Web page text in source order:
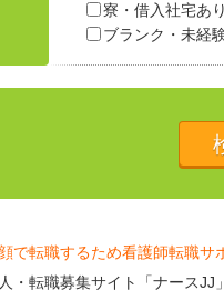
寮・借入社宅あり
ブランク・未経
で転職するため看護師転職サ
・転職募集サイト「ナース